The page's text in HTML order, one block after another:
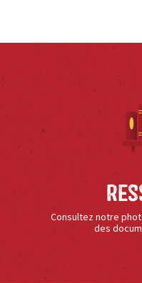
Consultez notre
des